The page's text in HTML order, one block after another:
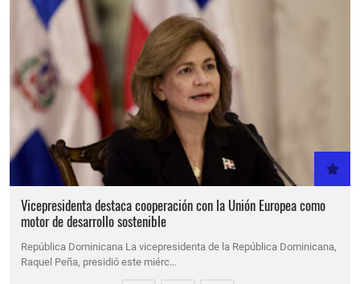
Vicepresidenta destaca cooperación con la Unión Europea como
motor de desarrollo sostenible
República Dominicana La vicepresidenta de la República Dominicana,
Raquel Peña, presidió este miérc…